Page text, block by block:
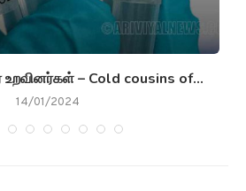
– Cold cousins of...
14/01/2024